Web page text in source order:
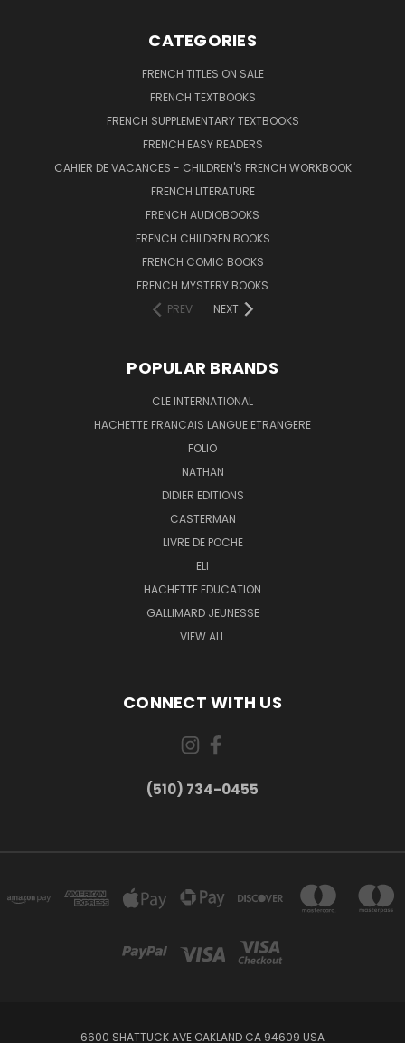
CATEGORIES
FRENCH TITLES ON SALE
FRENCH TEXTBOOKS
FRENCH SUPPLEMENTARY TEXTBOOKS
FRENCH EASY READERS
CAHIER DE VACANCES - CHILDREN'S FRENCH WORKBOOK
FRENCH LITERATURE
FRENCH AUDIOBOOKS
FRENCH CHILDREN BOOKS
FRENCH COMIC BOOKS
FRENCH MYSTERY BOOKS
PREV
NEXT
POPULAR BRANDS
CLE INTERNATIONAL
HACHETTE FRANCAIS LANGUE ETRANGERE
FOLIO
NATHAN
DIDIER EDITIONS
CASTERMAN
LIVRE DE POCHE
ELI
HACHETTE EDUCATION
GALLIMARD JEUNESSE
VIEW ALL
CONNECT WITH US
(510) 734-0455
6600 SHATTUCK AVE OAKLAND CA 94609 USA